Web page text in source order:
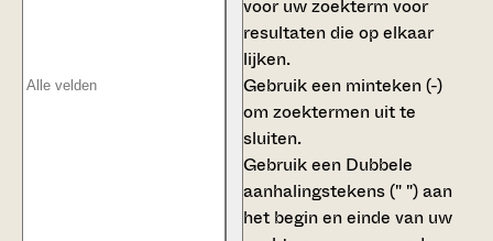
voor uw zoekterm voor
resultaten die op elkaar
lijken.
Gebruik een minteken (-)
om zoektermen uit te
sluiten.
Gebruik een Dubbele
aanhalingstekens (" ")aan
het begin en einde van uw